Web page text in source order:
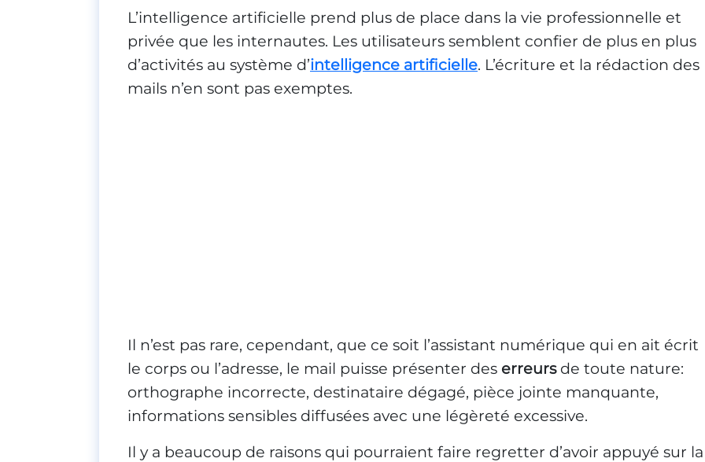
L’intelligence artificielle prend plus de place dans la vie professionnelle et
privée que les internautes. Les utilisateurs semblent confier de plus en plus
d’activités au système d’intelligence artificielle. L’écriture et la rédaction des
mails n’en sont pas exemptes.
Il n’est pas rare, cependant, que ce soit l’assistant numérique qui en ait écrit
le corps ou l’adresse, le mail puisse présenter des erreursde toute nature:
orthographe incorrecte, destinataire dégagé, pièce jointe manquante,
informations sensibles diffusées avec une légèreté excessive.
Il y a beaucoup de raisons qui pourraient faire regretter d’avoir appuyé sur la